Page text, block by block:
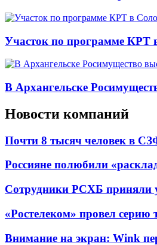
Участок по программе КРТ
В Архангельске
Новости компаний
Почти 8 тысяч человек в
Россияне полюбили
Сотрудники РСХБ приняли
«Ростелеком» провел серию
Внимание на экран: Wink